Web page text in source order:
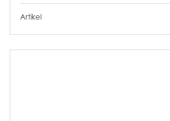
Artikel